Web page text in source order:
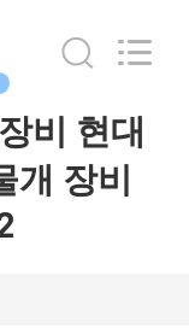
비 현대
개 장비